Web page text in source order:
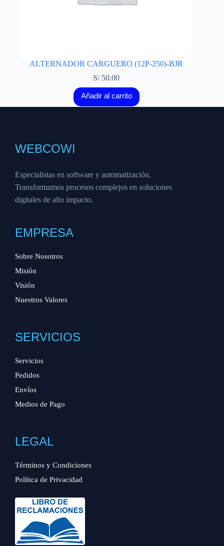
ALTERNADOR CARGUERO (12P-250)-BJR
S/50.00
Añadir al carrito
WEBCOWI
Especialistas en software y automatización.
Transformamos procesos complejos en soluciones
digitales de alto impacto.
EMPRESA
Sobre Nosotros
Misión
Visión
Nuestros Valores
SERVICIOS
Servicios
Pedidos
Envíos
Medios de Pago
LEGAL
Términos y Condiciones
Política de Privacidad